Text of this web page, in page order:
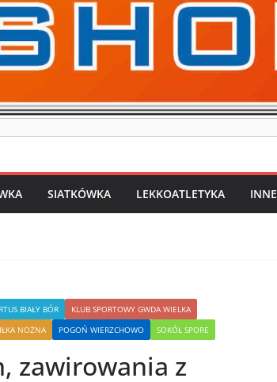
SIATKÓWKA LEKKOATLETYKA INNE
BIAŁY BÓR
KLUB SPORTOWY GWDA WIELKA
NOŻNA POGOŃ WIERZCHOWO SOKÓŁ SPORE
zawirowania z